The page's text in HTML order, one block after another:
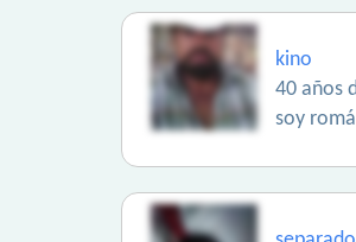
kino
40 años
soy